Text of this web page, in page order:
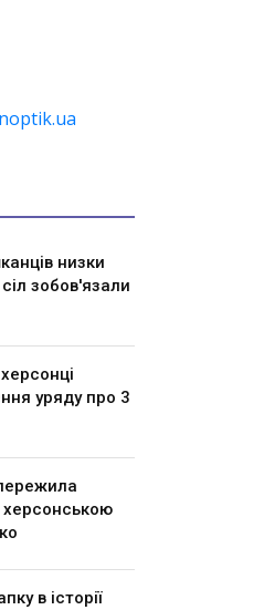
низки
зобов'язали
уряду про 3
в історії